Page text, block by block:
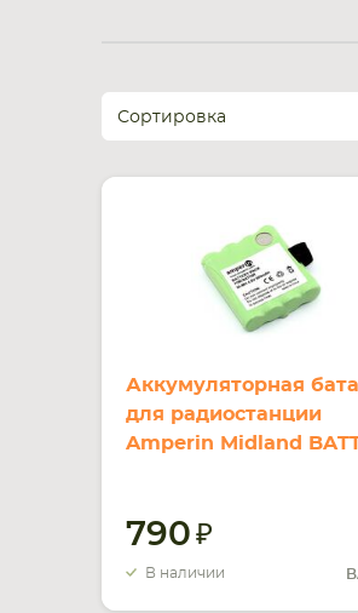
Сортировка
Аккумуляторная
для радиостанции
Amperin Midland
790
В наличии